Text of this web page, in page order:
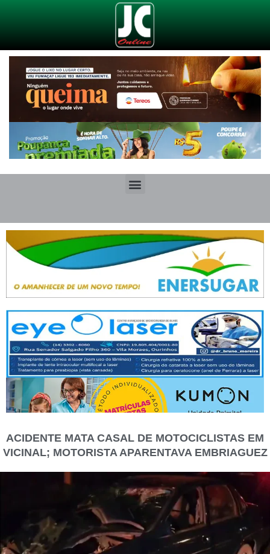
ACIDENTE MATA CASAL DE MOTOCICLISTAS EM
VICINAL; MOTORISTA APARENTAVA EMBRIAGUEZ